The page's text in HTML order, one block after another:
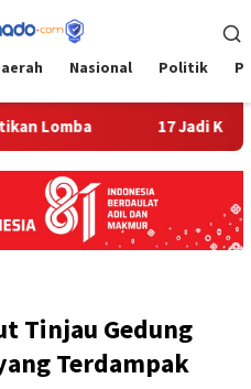
Nasional Politik
17 Jadi Korban,
Tinjau Gedung
Terdampak